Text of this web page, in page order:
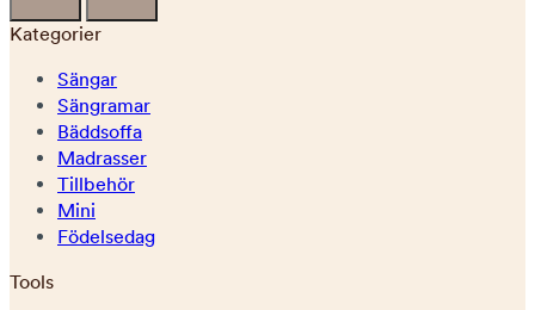
Kategorier
Sängar
Sängramar
Bäddsoffa
Madrasser
Tillbehör
Mini
Födelsedag
Tools